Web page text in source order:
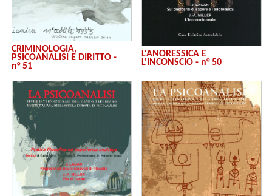
CRIMINOLOGIA,
PSICOANALISI E DIRITTO -
n° 51
L'ANORESSICA E
L'INCONSCIO - n° 50